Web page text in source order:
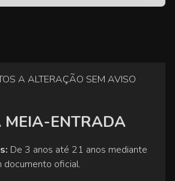
A ALTERAÇÃO SEM AVISO
MEIA-ENTRADA
De 3 anos até 21 anos mediante
documento oficial.